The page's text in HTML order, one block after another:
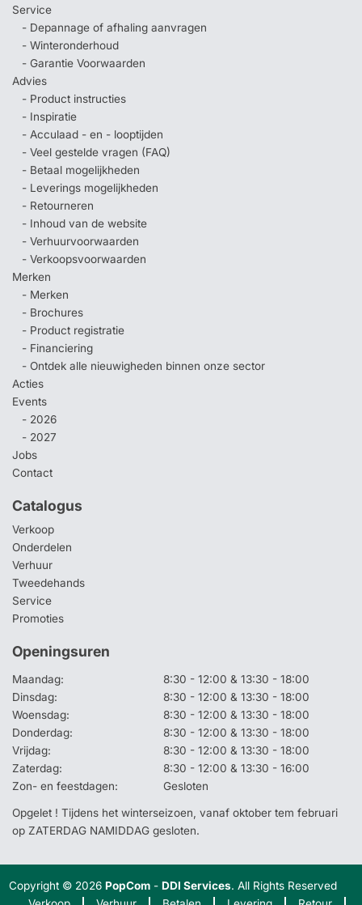
Service
- Depannage of afhaling aanvragen
- Winteronderhoud
- Garantie Voorwaarden
Advies
- Product instructies
- Inspiratie
- Acculaad - en - looptijden
- Veel gestelde vragen (FAQ)
- Betaal mogelijkheden
- Leverings mogelijkheden
- Retourneren
- Inhoud van de website
- Verhuurvoorwaarden
- Verkoopsvoorwaarden
Merken
- Merken
- Brochures
- Product registratie
- Financiering
- Ontdek alle nieuwigheden binnen onze sector
Acties
Events
- 2026
- 2027
Jobs
Contact
Catalogus
Verkoop
Onderdelen
Verhuur
Tweedehands
Service
Promoties
Openingsuren
Maandag:
8:30 - 12:00 & 13:30 - 18:00
Dinsdag:
8:30 - 12:00 & 13:30 - 18:00
Woensdag:
8:30 - 12:00 & 13:30 - 18:00
Donderdag:
8:30 - 12:00 & 13:30 - 18:00
Vrijdag:
8:30 - 12:00 & 13:30 - 18:00
Zaterdag:
8:30 - 12:00 & 13:30 - 16:00
Zon- en feestdagen:
Gesloten
Opgelet ! Tijdens het winterseizoen, vanaf oktober tem februari
op ZATERDAG NAMIDDAG gesloten.
Copyright © 2026PopCom -DDI Services. All Rights Reserved